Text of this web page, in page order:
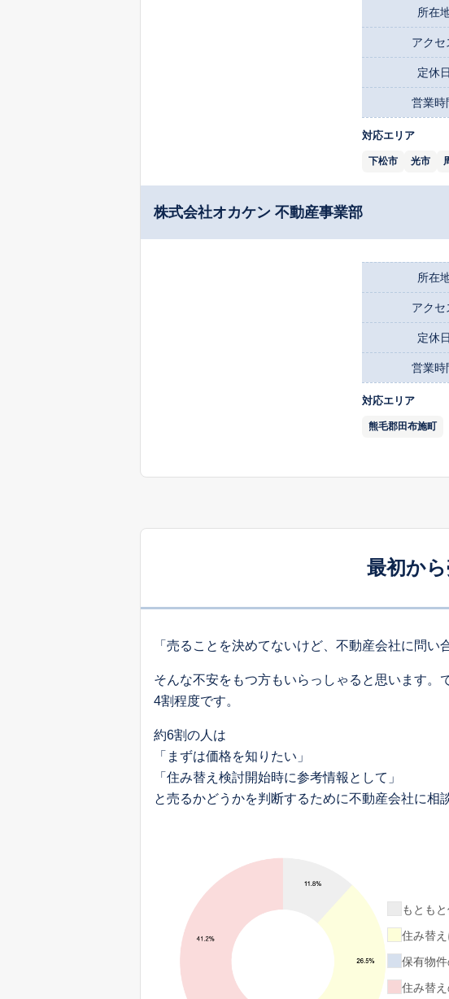
所在
アクセ
定休日
営業時
対応エリア
下松市 光市
株式会社オカケン 不動産事業部
所在
アクセ
定休日
営業時
対応エリア
熊毛郡田布施町
最初か
「売ることを決めてないけど、不動産会社に問い
そんな不安をもつ方もいらっしゃると思います
4割程度です。
約6割の人は
「まずは価格を知りたい」
「住み替え検討開始時に参考情報として」
と売るかどうかを判断するために不動産会社に相
もとも
住み替
保有物
住み替